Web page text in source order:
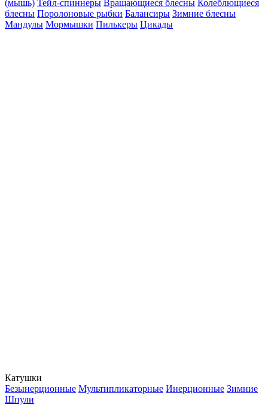
(мышь) Тейл-спиннеры Вращающиеся блесны Колеблющиеся
блесны Поролоновые рыбки Балансиры Зимние блесны
Мандулы Мормышки Пилькеры Цикады
Катушки
Безынерционные Мультипликаторные Инерционные Зимние
Шпули